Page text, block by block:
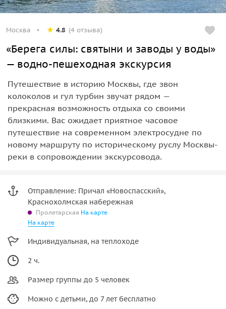
Москва 4.8 (4 отзыва)
«Берега силы: святыни и заводы у воды»
— водно-пешеходная экскурсия
Путешествие в историю Москвы, где звон
колоколов и гул турбин звучат рядом —
прекрасная возможность отдыха со своими
близкими. Вас ожидает приятное часовое
путешествие на современном электросудне по
новому маршруту по историческому руслу Москвы-
реки в сопровождении экскурсовода.
Отправление: Причал «Новоспасский»,
Краснохолмская набережная
Пролетарская На карте
На карте
Индивидуальная, на теплоходе
2 ч.
Размер группы до 5 человек
Можно с детьми, до 7 лет бесплатно